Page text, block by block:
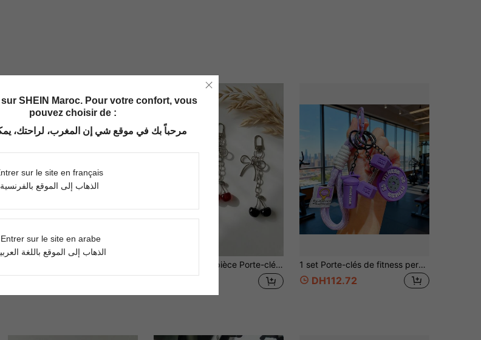
1 pièce Porte-clés décoration nœud cerise 3D réaliste, accessoire de sac, pendentif breloque de téléphone 1 set Porte-clés de fitness personnalisé avec haltère et barre, ensemble de porte-clés de gym tressé à la main comprenant corde, barre, haltère, bouteille d'eau, anneau porte-clés, unisexe
DH112.72
SHEIN Maroc. Pour votre confort, vous
pouvez choisir de :
مرحباً بك في موقع شي إن المغرب، لراحتك،
sur le site en français
الذهاب إلى الموقع بالفرنسية
Entrer sur le site en arabe
الذهاب إلى الموقع باللغة